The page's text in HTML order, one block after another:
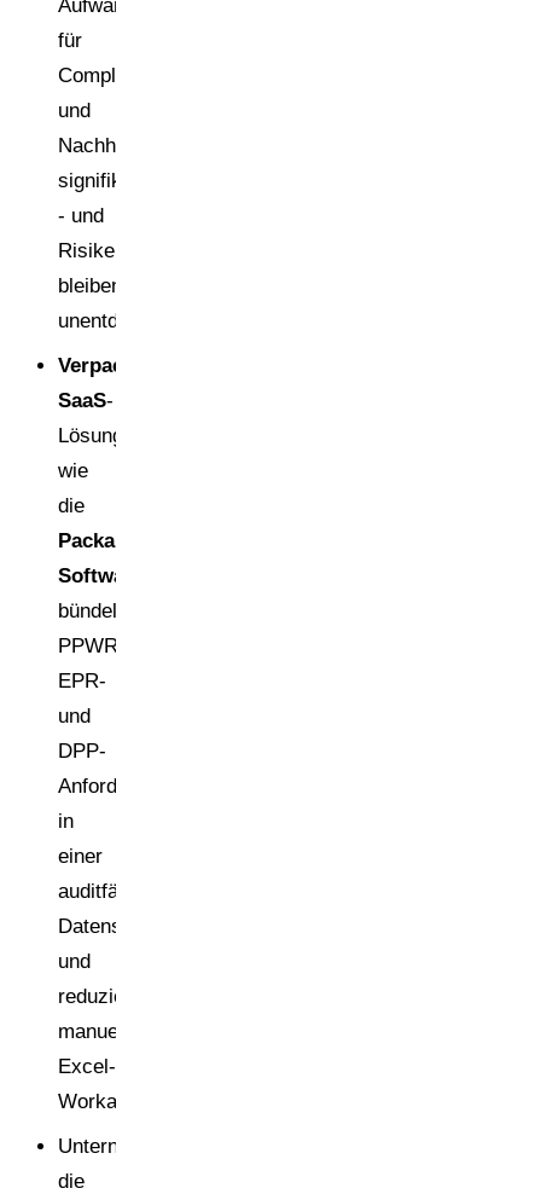
Aufwand
für
Compliance-
und
Nachhaltigkeitsberichte
signifikant
- und
Risiken
bleiben
unentdeckt.
Verpackungsmanagement
SaaS-
Lösungen
wie
die
Packa
Software
bündeln
PPWR-,
EPR-
und
DPP-
Anforderungen
in
einer
auditfähigen
Datenstruktur
und
reduzieren
manuelle
Excel-
Workarounds.
Unternehmen,
die